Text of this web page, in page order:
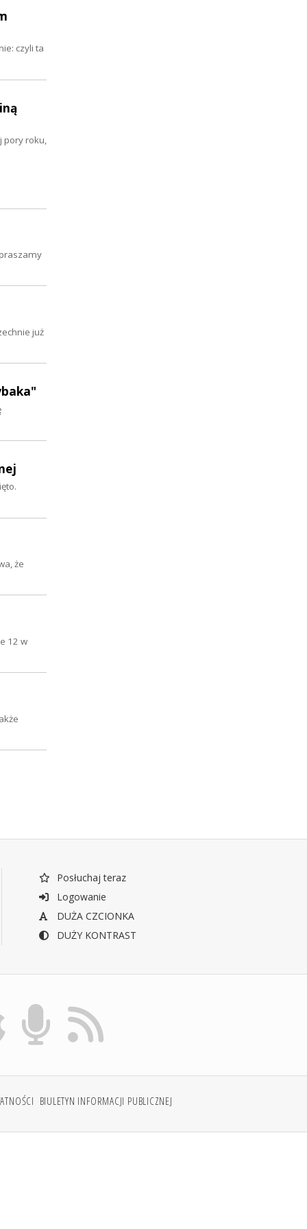
czyli ta
pory roku,
już
że
12 w
Posłuchaj teraz
Logowanie
DUŻA CZCIONKA
DUŻY KONTRAST
BIULETYN INFORMACJI PUBLICZNEJ